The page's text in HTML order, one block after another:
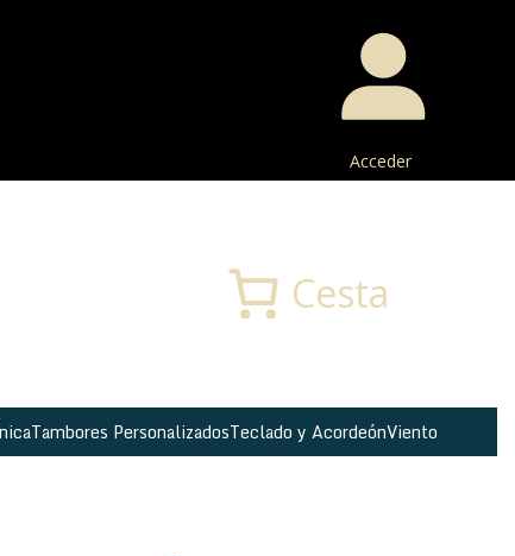
Acceder
Cesta
Tambores PersonalizadosTeclado y AcordeónViento